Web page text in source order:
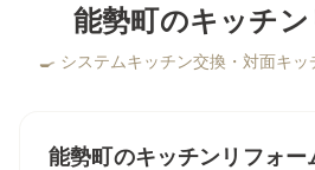
能勢町のキッチ
🍳 システムキッチン交換・対面キ
能勢町 のキッチンリフォー